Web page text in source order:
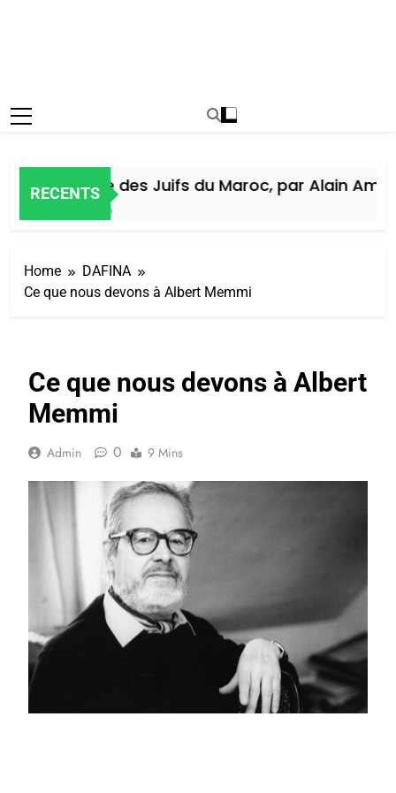
RECENTS
Histoire des Juifs du Maroc, par Alain Amiel
Home
DAFINA
Ce que nous devons à Albert Memmi
Ce que nous devons à Albert
Memmi
Admin 0 9 Mins